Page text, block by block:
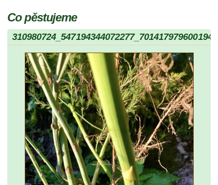
Co pěstujeme